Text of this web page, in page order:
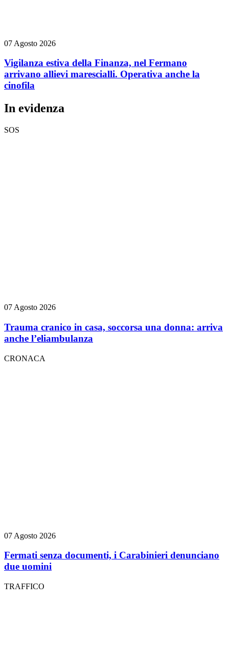
07 Agosto 2026
Vigilanza estiva della Finanza, nel Fermano
arrivano allievi marescialli. Operativa anche la
cinofila
In evidenza
SOS
07 Agosto 2026
Trauma cranico in casa, soccorsa una donna: arriva
anche l’eliambulanza
CRONACA
07 Agosto 2026
Fermati senza documenti, i Carabinieri denunciano
due uomini
TRAFFICO